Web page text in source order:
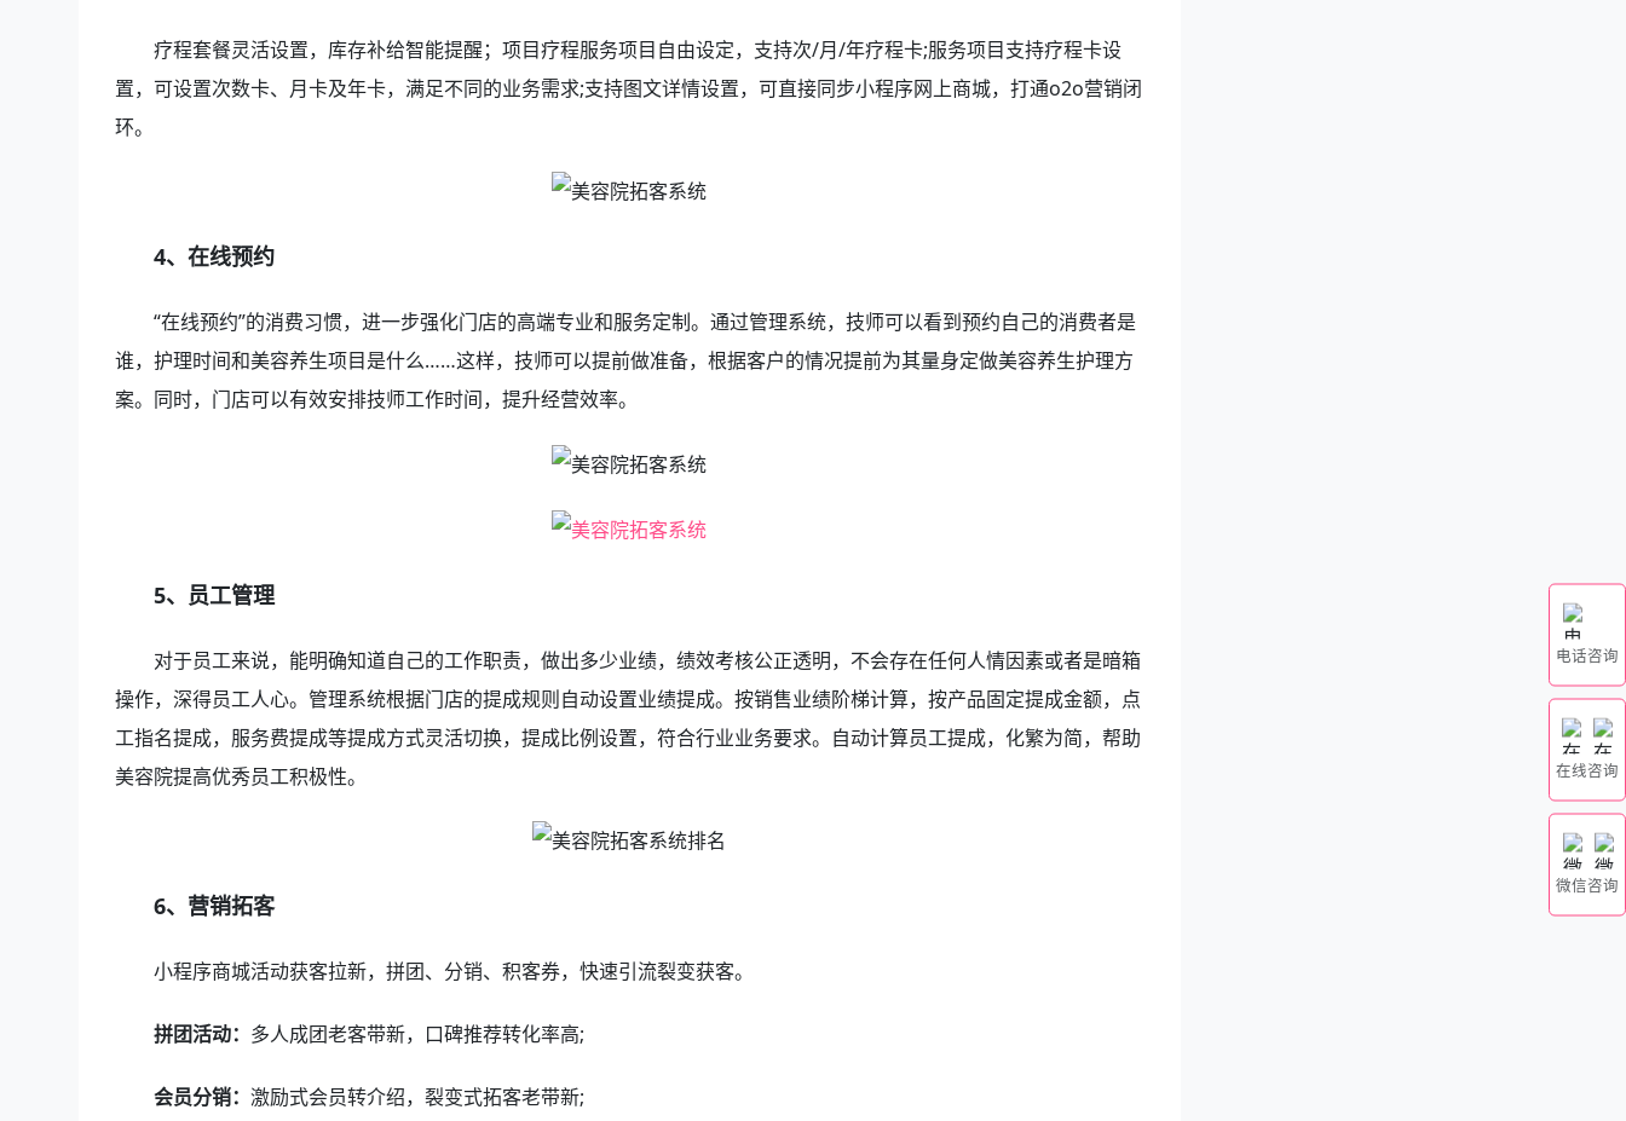
疗程套餐灵活设置，库存补给智能提醒；项目疗程服务项目自由设定，支持次/月/年疗程卡;服务项目支持疗程卡设
置，可设置次数卡、月卡及年卡，满足不同的业务需求;支持图文详情设置，可直接同步小程序网上商城，打通o2o营销闭
环。
4、在线预约
“在线预约”的消费习惯，进一步强化门店的高端专业和服务定制。通过管理系统，技师可以看到预约自己的消费者是
谁，护理时间和美容养生项目是什么……这样，技师可以提前做准备，根据客户的情况提前为其量身定做美容养生护理方
案。同时，门店可以有效安排技师工作时间，提升经营效率。
5、员工管理
对于员工来说，能明确知道自己的工作职责，做出多少业绩，绩效考核公正透明，不会存在任何人情因素或者是暗箱
操作，深得员工人心。管理系统根据门店的提成规则自动设置业绩提成。按销售业绩阶梯计算，按产品固定提成金额，点
工指名提成，服务费提成等提成方式灵活切换，提成比例设置，符合行业业务要求。自动计算员工提成，化繁为简，帮助
美容院提高优秀员工积极性。
6、营销拓客
小程序商城活动获客拉新，拼团、分销、积客券，快速引流裂变获客。
拼团活动： 多人成团老客带新，口碑推荐转化率高;
会员分销： 激励式会员转介绍，裂变式拓客老带新;
电话咨询
在线咨询
微信咨询